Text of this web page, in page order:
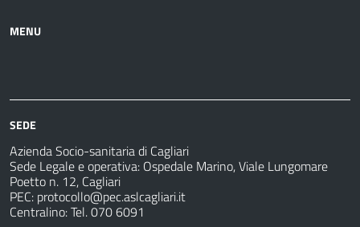
MENU
sanitarie
fare
SEDE
Azienda Socio-sanitaria di Cagliari
Sede Legale e operativa: Ospedale Marino, Viale Lungomare
Poetto n. 12, Cagliari
PEC: protocollo@pec.aslcagliari.it
Centralino: Tel. 070 6091